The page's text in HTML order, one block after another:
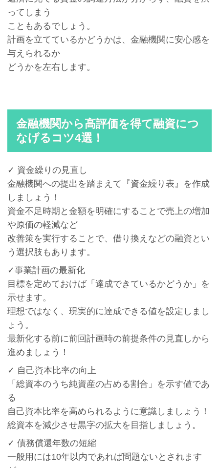
ってしまう
こともあるでしょう。
計画を立てているかどうかは、金融機関に安心感を
与えられるか
どうかを左右します。
金融機関から高評価を得て融資につ
なげるコツ4選！
✓ 資金繰りの見直し
金融機関への提出を踏まえて『資金繰り表』を作成
しましょう！
資金不足時期と金額を明確にすることで売上の増加
や原価の軽減など
改善策を実行することで、借り換えなどの融資とい
う選択肢もあります。
✓事業計画の最新化
目標を定めておけば「達成できているかどうか」を
示せます。
理想ではなく、現実的に達成できる値を設定しまし
ょう。
最新化する前に前回計画時の前提条件の見直しから
進めましょう！
✓ 自己資本比率の向上
「総資本のうち純資産の占める割合」を示す値であ
る
自己資本比率を高められるように意識しましょう！
総資本を減少させ黒字の拡大を目指しましょう。
✓ 債務償還年数の短縮
一般用には10年以内であれば問題ないとされます